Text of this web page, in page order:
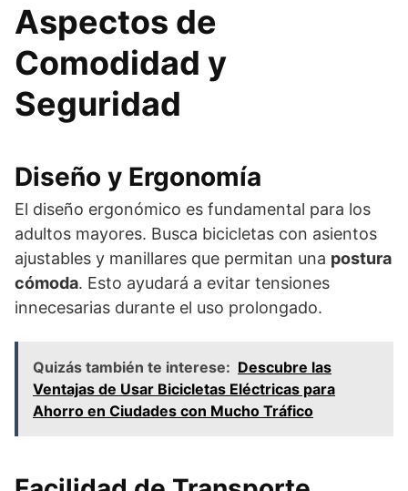
Aspectos de
Comodidad y
Seguridad
Diseño y Ergonomía
El diseño ergonómico es fundamental para los
adultos mayores. Busca bicicletas con asientos
ajustables y manillares que permitan una postura
cómoda. Esto ayudará a evitar tensiones
innecesarias durante el uso prolongado.
Quizás también te interese: Descubre las
Ventajas de Usar Bicicletas Eléctricas para
Ahorro en Ciudades con Mucho Tráfico